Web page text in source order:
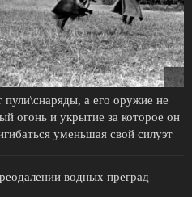
а его оружие не
огонь и укрытие за которое он
уменьшая свой силуэт
водных преград